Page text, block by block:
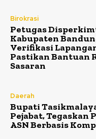
Birokrasi
Petugas
Kabupaten
Verifikasi Lapangan
Pastikan Bantuan
Sasaran
Daerah
Bupati
Pejabat, Tegaskan
ASN Berbasis